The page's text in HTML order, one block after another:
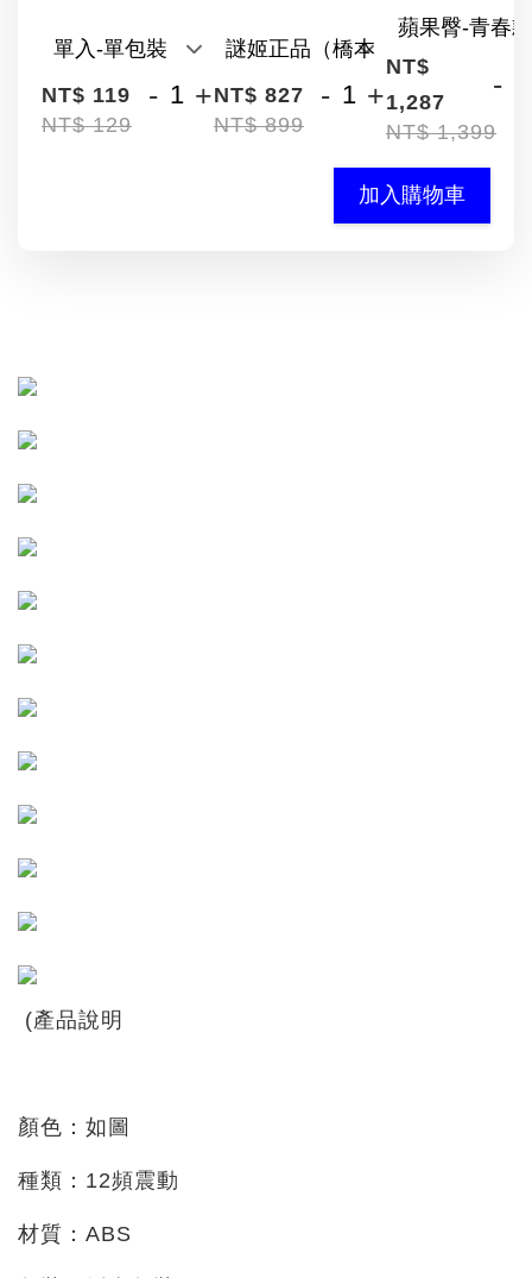
NT$ 119
NT$ 129
- +NT$ 827
NT$ 899
- +
NT$
1,287
NT$ 1,399
-
加入購物車
(產品說明
顏色：如圖
種類：12頻震動
材質：ABS